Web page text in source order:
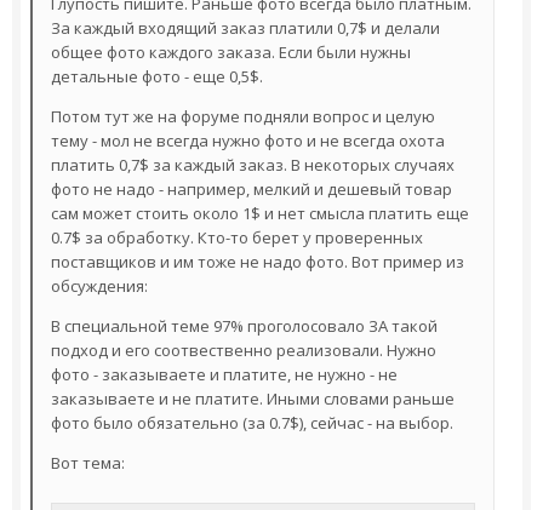
За каждый входящий заказ платили 0,7$ и делали
общее фото каждого заказа. Если были нужны
детальные фото - еще 0,5$.
Потом тут же на форуме подняли вопрос и целую
тему - мол не всегда нужно фото и не всегда охота
платить 0,7$ за каждый заказ. В некоторых случаях
фото не надо - например, мелкий и дешевый товар
сам может стоить около 1$ и нет смысла платить еще
0.7$ за обработку. Кто-то берет у проверенных
поставщиков и им тоже не надо фото. Вот пример из
обсуждения:
В специальной теме 97% проголосовало ЗА такой
подход и его соотвественно реализовали. Нужно
фото - заказываете и платите, не нужно - не
заказываете и не платите. Иными словами раньше
фото было обязательно (за 0.7$), сейчас - на выбор.
Вот тема: